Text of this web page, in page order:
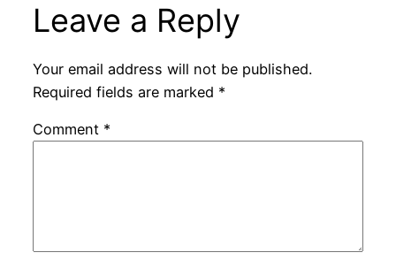
Leave a Reply
Your email address will not be published.
Required fields are marked *
Comment *